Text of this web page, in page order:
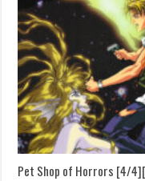
Pet Shop of Horrors [4/